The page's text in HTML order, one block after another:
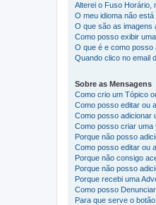
Alterei o Fuso Horário,
O meu idioma não está
O que são as imagens
Como posso exibir
O que é e como posso
Quando clico no email
Sobre as Mensagens
Como crio um Tópico
Como posso editar ou
Como posso adicionar
Como posso criar uma
Porque não posso
Como posso editar ou
Porque não consigo
Porque não posso
Porque recebi uma
Como posso
Para que serve o